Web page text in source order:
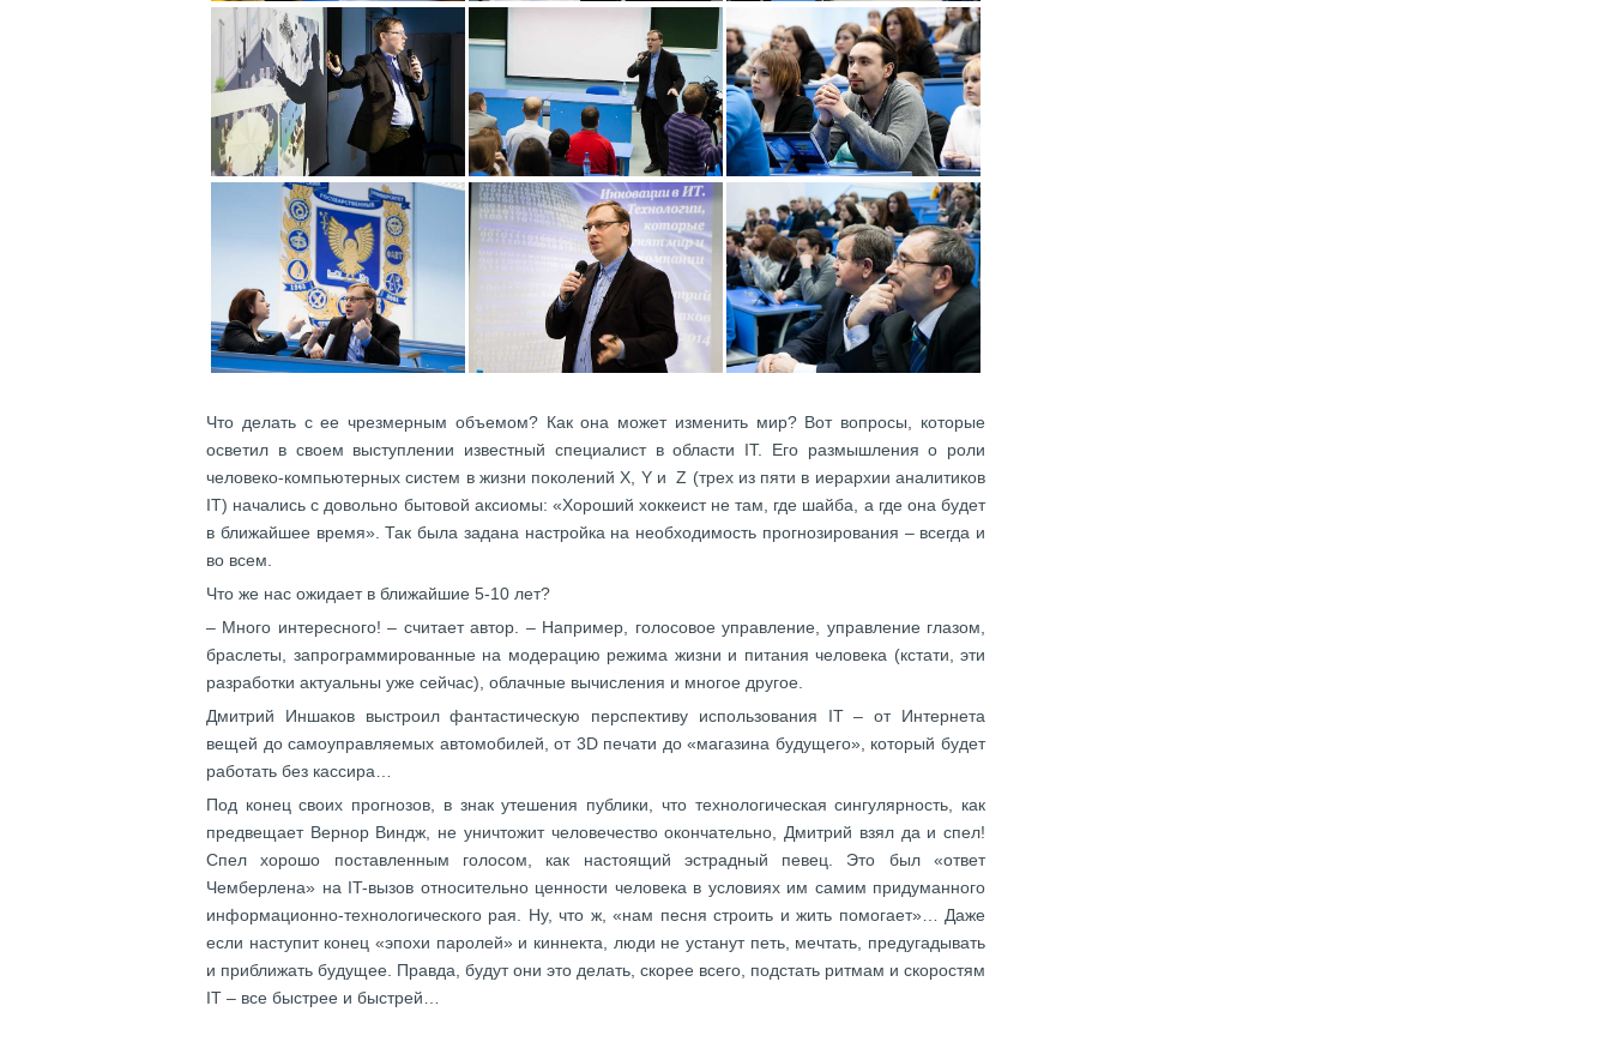
Что делать с ее чрезмерным объемом? Как она может изменить мир? Вот вопросы, которые
осветил в своем выступлении известный специалист в области IT. Его размышления о роли
человеко-компьютерных систем в жизни поколений X, Y и Z (трех из пяти в иерархии аналитиков
IT) начались с довольно бытовой аксиомы: «Хороший хоккеист не там, где шайба, а где она будет
в ближайшее время». Так была задана настройка на необходимость прогнозирования – всегда и
во всем.
Что же нас ожидает в ближайшие 5-10 лет?
– Много интересного! – считает автор. – Например, голосовое управление, управление глазом,
браслеты, запрограммированные на модерацию режима жизни и питания человека (кстати, эти
разработки актуальны уже сейчас), облачные вычисления и многое другое.
Дмитрий Иншаков выстроил фантастическую перспективу использования IT – от Интернета
вещей до самоуправляемых автомобилей, от 3D печати до «магазина будущего», который будет
работать без кассира…
Под конец своих прогнозов, в знак утешения публики, что технологическая сингулярность, как
предвещает Вернор Виндж, не уничтожит человечество окончательно, Дмитрий взял да и спел!
Спел хорошо поставленным голосом, как настоящий эстрадный певец. Это был «ответ
Чемберлена» на IT-вызов относительно ценности человека в условиях им самим придуманного
информационно-технологического рая. Ну, что ж, «нам песня строить и жить помогает»… Даже
если наступит конец «эпохи паролей» и киннекта, люди не устанут петь, мечтать, предугадывать
и приближать будущее. Правда, будут они это делать, скорее всего, подстать ритмам и скоростям
IT – все быстрее и быстрей…